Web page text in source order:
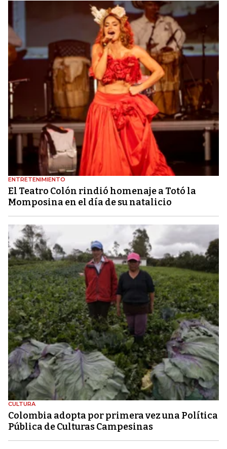
ENTRETENIMIENTO
El Teatro Colón rindió homenaje a Totó la
Momposina en el día de su natalicio
CULTURA
Colombia adopta por primera vez una Política
Pública de Culturas Campesinas